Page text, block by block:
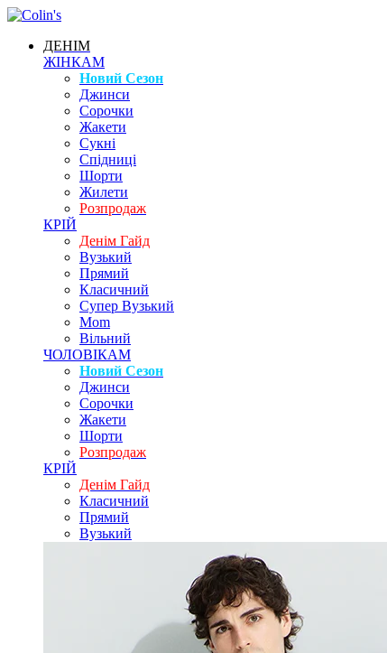
ДЕНІМ
ЖІНКАМ
Новий Сезон
Джинси
Сорочки
Жакети
Сукні
Спідниці
Шорти
Жилети
Розпродаж
КРІЙ
Денім Гайд
Вузький
Прямий
Класичний
Супер Вузький
Mom
Вільний
ЧОЛОВІКАМ
Новий Сезон
Джинси
Сорочки
Жакети
Шорти
Розпродаж
КРІЙ
Денім Гайд
Класичний
Прямий
Вузький